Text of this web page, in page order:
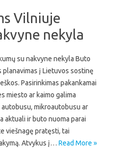
Vilniuje
nekyla
su nakvyne nekyla Buto
planavimas į Lietuvos sostinę
Pasirinkimas pakankamai
miesto ar kaimo galima
mikroautobusu ar
aktuali ir buto nuoma parai
viešnagę pratęsti, tai
Atvykus į… Read More »